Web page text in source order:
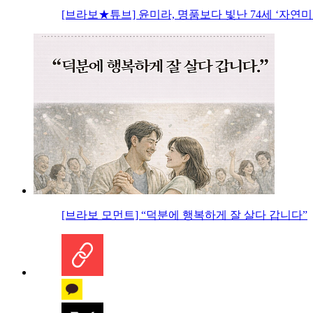
[브라보★튜브] 윤미라, 명품보다 빛난 74세 ‘자연미
[브라보 모먼트] “덕분에 행복하게 잘 살다 갑니다”